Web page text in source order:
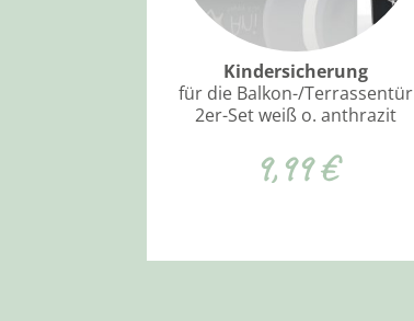
Kindersicherung
für die Balkon-/Terrassentür
2er-Set weiß o. anthrazit
9,99€